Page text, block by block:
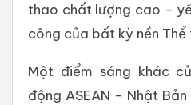
thao chất lượng cao –
công của bất kỳ nền Thể
Một điểm sáng khác
động ASEAN – Nhật